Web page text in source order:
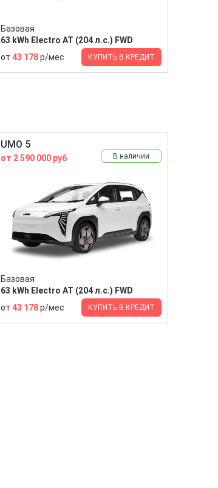
Базовая
63 kWh Electro AT (204 л.с.) FWD
от 43 178р/мес КУПИТЬ В КРЕДИТ
UMO 5
от 2 590 000 руб В наличии
Базовая
63 kWh Electro AT (204 л.с.) FWD
от 43 178р/мес КУПИТЬ В КРЕДИТ